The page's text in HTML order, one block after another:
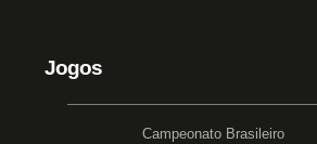
Jogos
Campeonato Brasileiro